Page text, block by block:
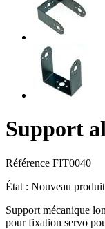
Support
Référence FIT0040
État : Nouveau produit
Support mécanique
pour fixation servo